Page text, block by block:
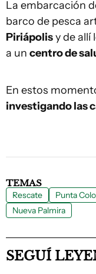
La embarcación
barco de pesca
Piriápolisy de allí
a un centro de
En estos
investigando las
TEMAS
Rescate Punta
Nueva Palmira
SEGUÍ